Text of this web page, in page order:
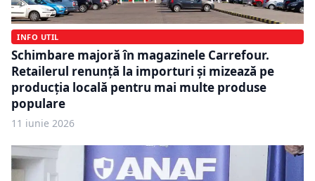
INFO UTIL
Schimbare majoră în magazinele Carrefour.
Retailerul renunță la importuri și mizează pe
producția locală pentru mai multe produse
populare
11 iunie 2026